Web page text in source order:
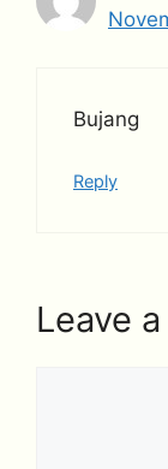
Bujang
Reply
Leave